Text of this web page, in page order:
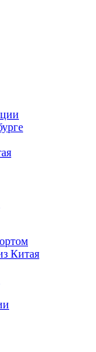
Китая